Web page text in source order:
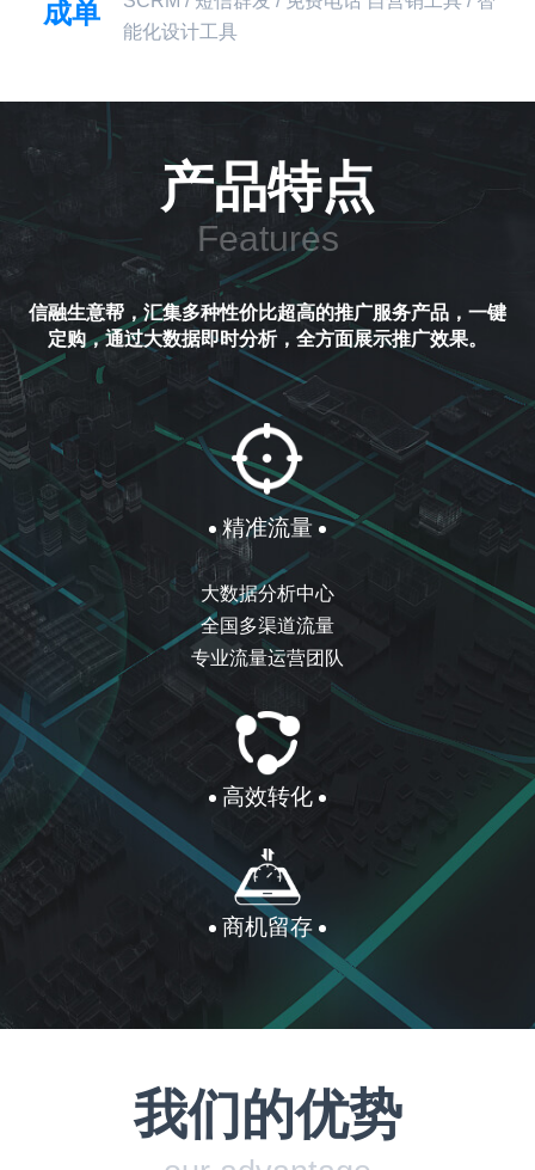
成单
能化设计工具
产品特点
Features
信融生意帮，汇集多种性价比超高的推广服务产品，一键
定购，通过大数据即时分析，全方面展示推广效果。
精准流量
大数据分析中心
全国多渠道流量
专业流量运营团队
高效转化
商机留存
我们的优势